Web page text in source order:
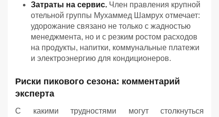
Затраты на сервис. Член правления крупной
отельной группы Мухаммед Шамрух отмечает:
удорожание связано не только с жадностью
менеджмента, но и с резким ростом расходов
на продукты, напитки, коммунальные платежи
и электроэнергию для кондиционеров.
Риски пикового сезона: комментарий
эксперта
С какими трудностями могут столкнуться